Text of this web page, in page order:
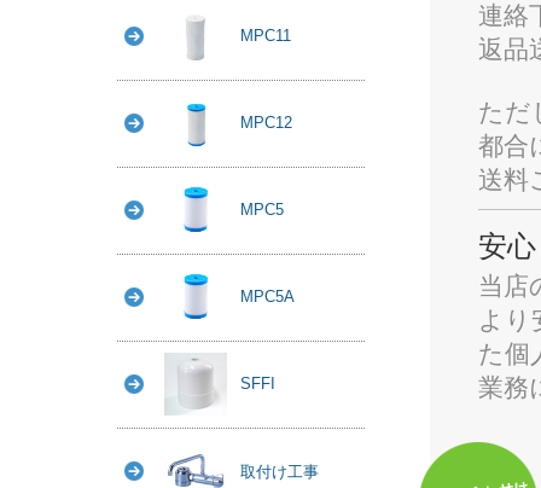
MPC11
MPC12
MPC5
MPC5A
SFFI
取付け工事
連絡
返品
ただ
都合
送料
安
当店
より
た個
業務